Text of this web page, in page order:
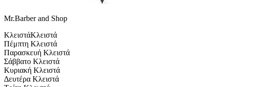
Mr.Barber and Shop
ΚλειστάΚλειστά
Πέμπτη Κλειστά
Παρασκευή Κλειστά
Σάββατο Κλειστά
Κυριακή Κλειστά
Δευτέρα Κλειστά